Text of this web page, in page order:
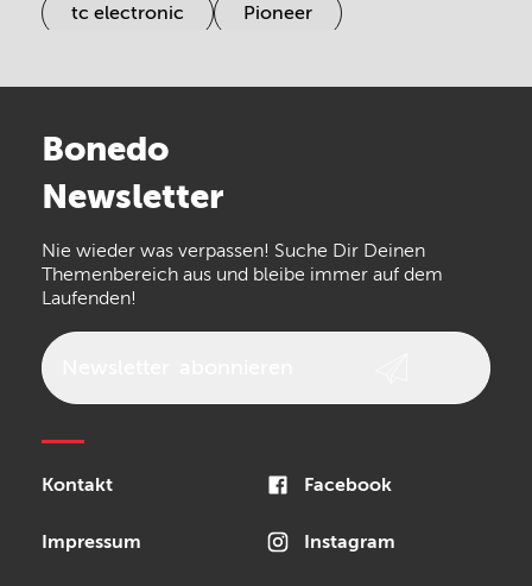
tc electronic Pioneer
Arturia
the t.bone
Walrus Audio Epiphone
Bonedo
Newsletter
Nie wieder was verpassen! Suche Dir Deinen
Themenbereich aus und bleibe immer auf dem
Laufenden!
Kontakt
Impressum
Facebook
Instagram